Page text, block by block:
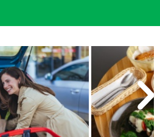
LICENSES
CARDS
LANGUAGES
US